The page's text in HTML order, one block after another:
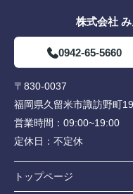
株式会社
0942-65-5660
〒830-0037
福岡県久留米市諏訪野町
営業時間： 09:00~19:00
定休日： 不定休
トップページ